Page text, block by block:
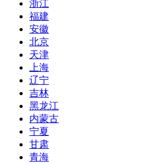
浙江
福建
安徽
北京
天津
上海
辽宁
吉林
黑龙江
内蒙古
宁夏
甘肃
青海